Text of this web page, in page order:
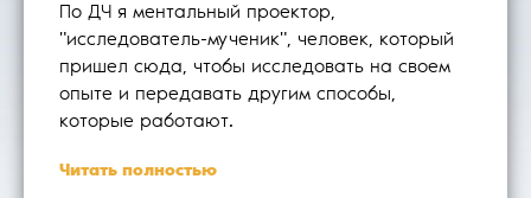
По ДЧ я ментальный проектор,
"исследователь-мученик", человек, который
пришел сюда, чтобы исследовать на своем
опыте и передавать другим способы,
которые работают.
Читать полностью